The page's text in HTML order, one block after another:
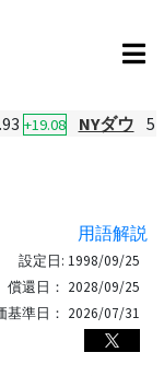
+19.08 NYダウ
用語解説
設定日: 1998/09/25
償還日： 2028/09/25
基準日： 2026/07/31